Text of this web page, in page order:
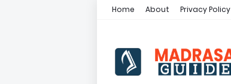
Home About Privacy Policy